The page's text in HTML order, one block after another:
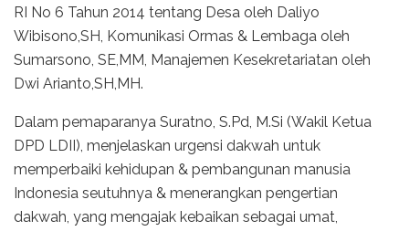
RI No 6 Tahun 2014 tentang Desa oleh Daliyo
Wibisono,SH, Komunikasi Ormas & Lembaga oleh
Sumarsono, SE,MM, Manajemen Kesekretariatan oleh
Dwi Arianto,SH,MH.
Dalam pemaparanya Suratno, S.Pd, M.Si (Wakil Ketua
DPD LDII), menjelaskan urgensi dakwah untuk
memperbaiki kehidupan & pembangunan manusia
Indonesia seutuhnya & menerangkan pengertian
dakwah, yang mengajak kebaikan sebagai umat,